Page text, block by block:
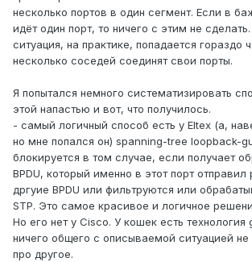
несколько портов в один сегмент. Если в
идёт один порт, то ничего с этим не
ситуация, на практике, попадается гораздо
несколько соседей соединят свои порты.
Я попытался немного систематизировать
этой напастью и вот, что получилось.
- самый логичный способ есть у Eltex (а,
но мне попался он) spanning-tree loopback-
блокируется в том случае, если получает
BPDU, который именно в этот порт
дргуие BPDU или фильтруются или
STP. Это самое красивое и логичное
Но его нет у Cisco. У кошек есть технология
ничего общего с описываемой ситуацией
про другое.